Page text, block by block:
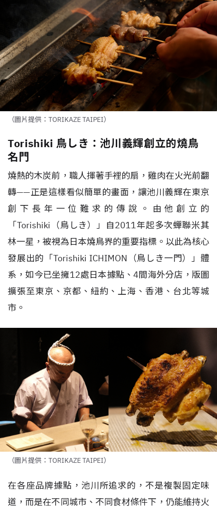
（圖片提供：TORIKAZE TAIPEI）
Torishiki 鳥しき：池川義輝創立的燒鳥
名門
燒熱的木炭前，職人揮著手裡的扇，雞肉在火光前翻
轉——正是這樣看似簡單的畫面，讓池川義輝在東京
創下長年一位難求的傳說。由他創立的
「Torishiki （鳥しき）」自2011年起多次蟬聯米其
林一星，被視為日本燒鳥界的重要指標。以此為核心
發展出的「Torishiki ICHIMON （鳥しき一門）」體
系，如今已坐擁12處日本據點、4間海外分店，版圖
擴張至東京、京都、紐約、上海、香港、台北等城
市。
（圖片提供：TORIKAZE TAIPEI）
在各座品牌據點，池川所追求的，不是複製固定味
道，而是在不同城市、不同食材條件下，仍能維持火